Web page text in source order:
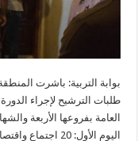
بوابة التربية: باشرت
طلبات الترشيح لإجراء